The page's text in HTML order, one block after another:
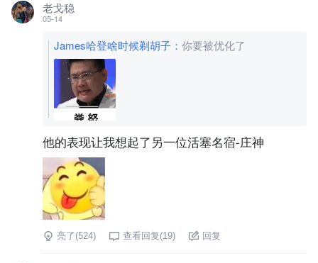
老戈稳
05-14
James哈登啥时候剃胡子 ： 你要被优化了
他的表现让我想起了另一位活塞名宿-庄神
亮了(524) 查看回复(19) 回复